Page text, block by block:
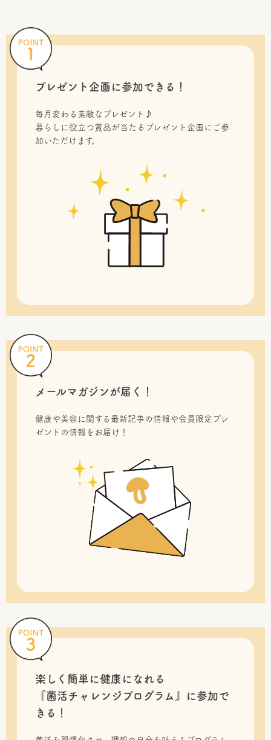
プレゼント企画に参加できる！
毎月変わる素敵なプレゼント♪
暮らしに役立つ賞品が当たるプレゼント企画にご参
加いただけます。
メールマガジンが届く！
健康や美容に関する最新記事の情報や会員限定プレ
ゼントの情報をお届け！
楽しく簡単に健康になれる
『菌活チャレンジプログラム』に 参加で
きる！